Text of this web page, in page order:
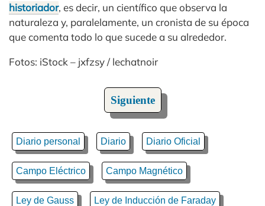
historiador, es decir, un científico que observa la
naturaleza y, paralelamente, un cronista de su época
que comenta todo lo que sucede a su alrededor.
Fotos: iStock – jxfzsy / lechatnoir
Siguiente
Diario personal Diario Diario Oficial
Campo Eléctrico Campo Magnético
Ley de Gauss Ley de Inducción de Faraday